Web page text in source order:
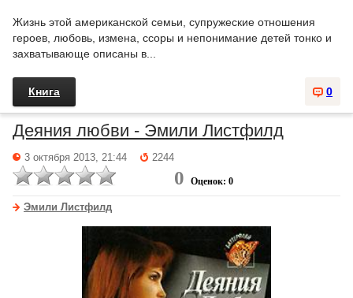
Жизнь этой американской семьи, супружеские отношения
героев, любовь, измена, ссоры и непонимание детей тонко и
захватывающе описаны в...
0
Книга
Деяния любви - Эмили Листфилд
3 октября 2013, 21:44 2244
0 Оценок: 0
Эмили Листфилд